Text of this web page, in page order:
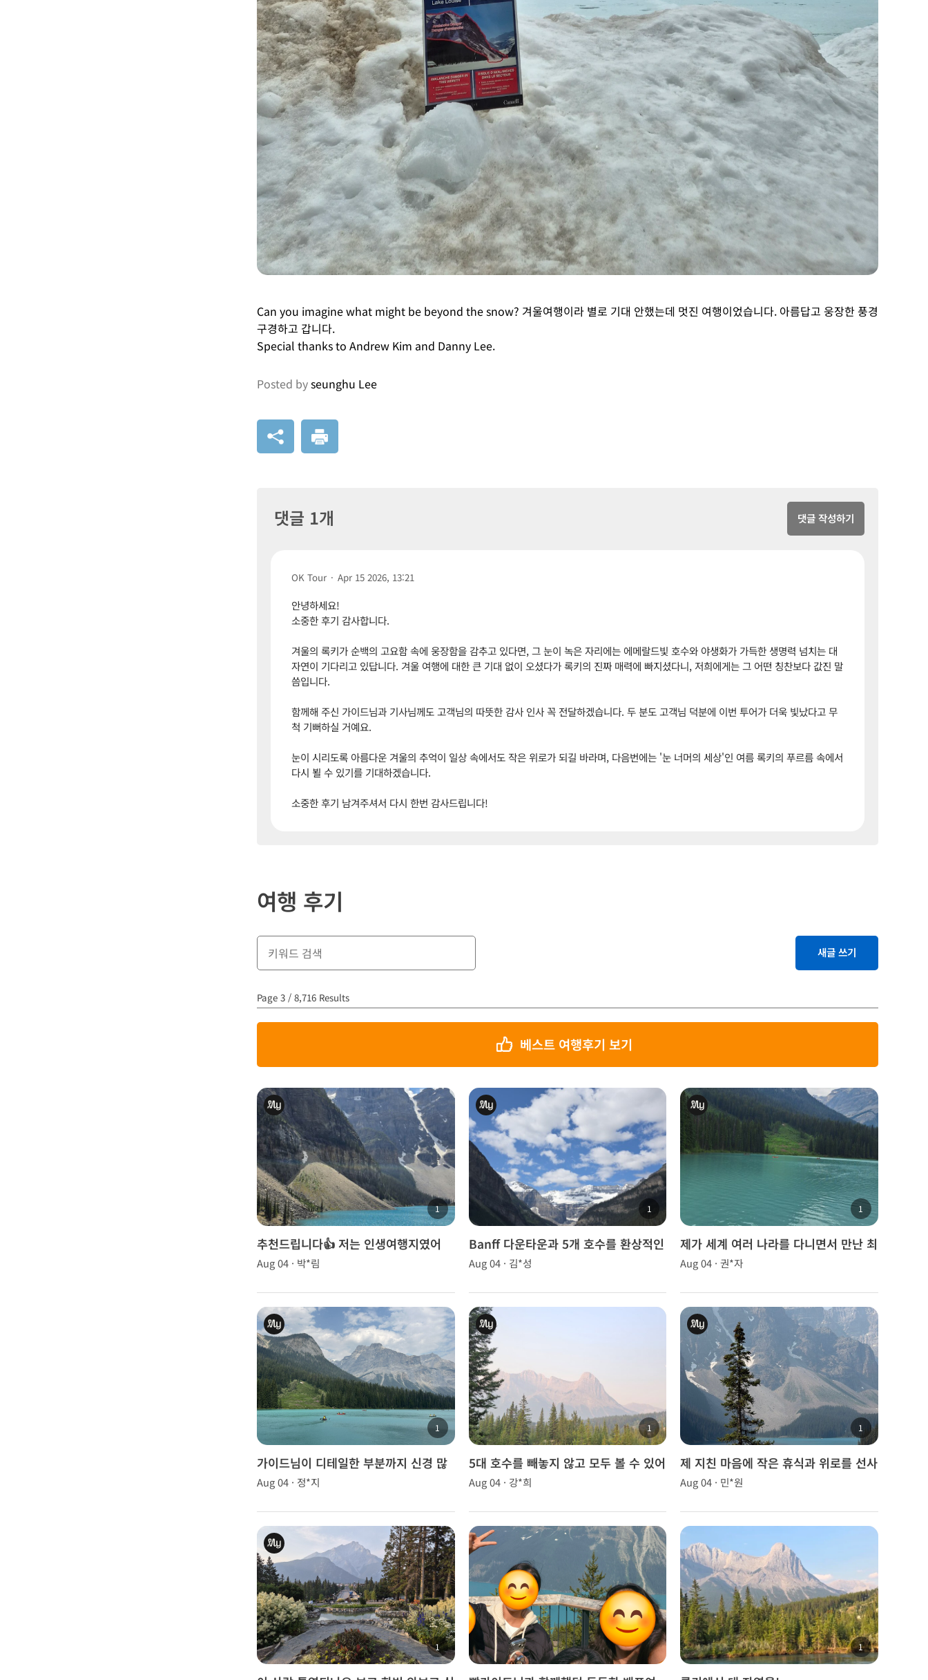
Can you imagine what might be beyond the snow? 겨울여행이라 별로 기대 안했는데 멋진 여행이었습니다. 아름답고 웅장한 풍경
구경하고 갑니다.
Special thanks to Andrew Kim and Danny Lee.
Posted byseunghu Lee
댓글 1개 댓글 작성하기
OK Tour · Apr 15 2026, 13:21
안녕하세요!
소중한 후기 감사합니다.
겨울의 록키가 순백의 고요함 속에 웅장함을 감추고 있다면, 그 눈이 녹은 자리에는 에메랄드빛 호수와 야생화가 가득한 생명력 넘치는 대
자연이 기다리고 있답니다. 겨울 여행에 대한 큰 기대 없이 오셨다가 록키의 진짜 매력에 빠지셨다니, 저희에게는 그 어떤 칭찬보다 값진 말
씀입니다.
함께해 주신 가이드님과 기사님께도 고객님의 따뜻한 감사 인사 꼭 전달하겠습니다. 두 분도 고객님 덕분에 이번 투어가 더욱 빛났다고 무
척 기뻐하실 거예요.
눈이 시리도록 아름다운 겨울의 추억이 일상 속에서도 작은 위로가 되길 바라며, 다음번에는 '눈 너머의 세상'인 여름 록키의 푸르름 속에서
다시 뵐 수 있기를 기대하겠습니다.
소중한 후기 남겨주셔서 다시 한번 감사드립니다!
여행 후기
새글 쓰기
Page 3 / 8,716 Results
베스트 여행후기 보기
1
추천드립니다👍 저는 인생여행지였어
요!
Aug 04 · 박*림
1
Banff 다운타운과 5개 호수를 환상적인
날씨에서 즐길 수 있었어요.
Aug 04 · 김*성
1
제가 세계 여러 나라를 다니면서 만난 최
고의 가이드님 이었습니다
Aug 04 · 권*자
1
가이드님이 디테일한 부분까지 신경 많
이 써주시는 스타일이라 투어 내내 편하
Aug 04 · 정*지
1
5대 호수를 빼놓지 않고 모두 볼 수 있어
가장 행복했습니다.
Aug 04 · 강*희
1
제 지친 마음에 작은 휴식과 위로를 선사
해 준 고마운 시간
Aug 04 · 민*원
1 1